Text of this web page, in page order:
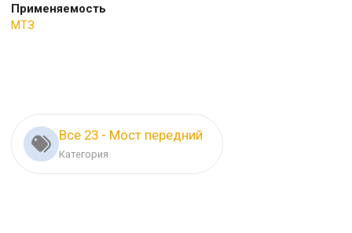
Применяемость
МТЗ
Все 23 - Мост передний
Категория